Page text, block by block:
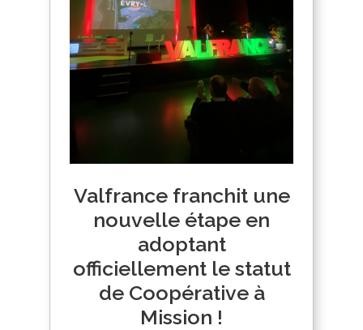
Valfrance franchit une
nouvelle étape en
adoptant
officiellement le statut
de Coopérative à
Mission !